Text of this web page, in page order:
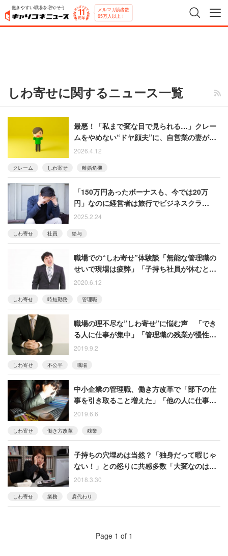
働きやすい職場を増やそう メルマガ読者数
65万人以上！
しわ寄せに関するニュース一覧
最悪！「私まで変な目で見られる…」クレー
ムをやめない“ドヤ顔夫”に、自営業の妻が離
婚を意識
2026.4.12
クレーム しわ寄せ 離婚危機
「150万円あったボーナスも、今では20万
円」なのに経営者は旅行でビジネスクラ
ス！ やる気をなくした男性
2025.2.24
しわ寄せ 社員 給与
職場での“しわ寄せ”体験談「無能な管理職の
せいで現場は疲弊」「子持ち社員が休むと独
身者の負担増」
2020.6.12
しわ寄せ 時短勤務 管理職
職場の理不尽な”しわ寄せ”に悩む声 「でき
る人に仕事が集中」「管理職の残業が慢性
化」
2019.9.2
しわ寄せ 不公平 職場
中小企業の管理職、働き方改革で「部下の仕
事を引き取ること増えた」「他の人に仕事を
頼みづらくなった」
2019.6.6
しわ寄せ 働き方改革 残業
子持ちの穴埋めは当然？「独身だって暇じゃ
ない！」との怒りに共感多数「大変なのはこ
ちらには関係ない」
2018.3.30
しわ寄せ 業務 肩代わり
Page 1 of 1